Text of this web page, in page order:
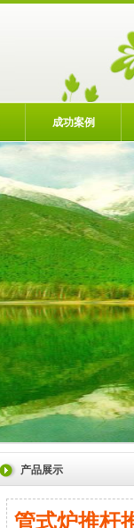
成功案例
产品展示
管式炉推杆